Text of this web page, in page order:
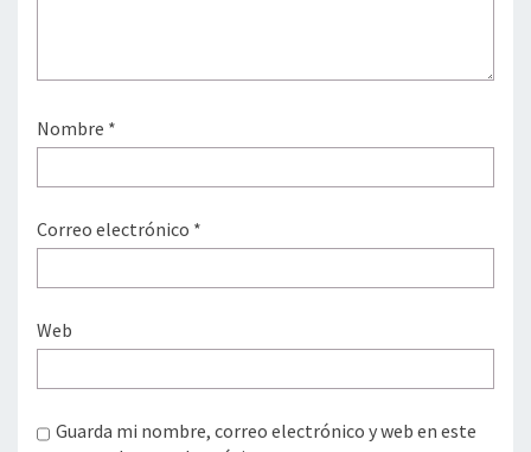
Nombre *
Correo electrónico *
Web
Guarda mi nombre, correo electrónico y web en este